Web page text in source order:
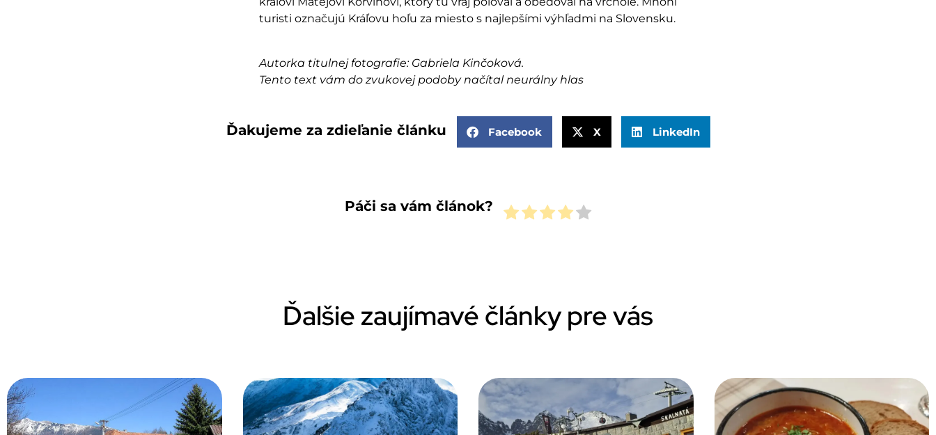
turisti označujú Kráľovu hoľu za miesto s najlepšími výhľadmi na Slovensku.
Autorka titulnej fotografie: Gabriela Kinčoková.
Tento text vám do zvukovej podoby načítal neurálny hlas
Ďakujeme za zdieľanie článku Facebook X LinkedIn
Páči sa vám článok?
Ďalšie zaujímavé články pre vás